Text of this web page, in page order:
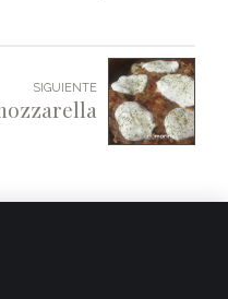
SIGUIENTE